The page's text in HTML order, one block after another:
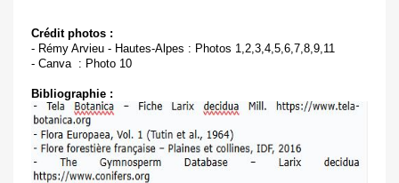
Crédit photos :
- Rémy Arvieu - Hautes-Alpes : Photos 1,2,3,4,5,6,7,8,9,11
- Canva  : Photo 10
Bibliographie :